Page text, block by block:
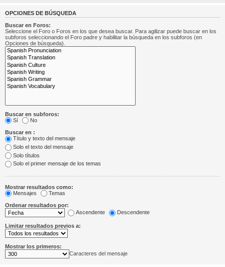
OPCIONES DE BÚSQUEDA
Buscar en Foros:
Seleccione el Foro o Foros en los que desea buscar. Para agilizar puede buscar en los
subforos seleccionando el Foro padre y habilitar la búsqueda en los subforos (en
Opciones de búsqueda).
Buscar en subforos:
Sí
No
Buscar en :
Título y texto del mensaje
Solo el texto del mensaje
Solo títulos
Solo el primer mensaje de los temas
Mostrar resultados como:
Mensajes
Temas
Ordenar resultados por:
Ascendente
Descendente
Limitar resultados previos a:
Mostrar los primeros:
Caracteres del mensaje